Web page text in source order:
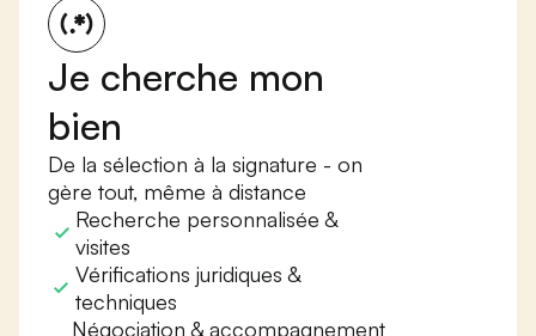
Je cherche mon
bien
De la sélection à la signature - on
gère tout, même à distance
Recherche personnalisée &
visites
Vérifications juridiques &
techniques
Négociation & accompagnement